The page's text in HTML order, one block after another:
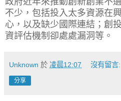
不少，包括投入太多資源在
心，以及缺少國際連結；創
資評估機制卻處處漏洞等。
Unknown 於 凌晨12:07 沒有留言:
分享